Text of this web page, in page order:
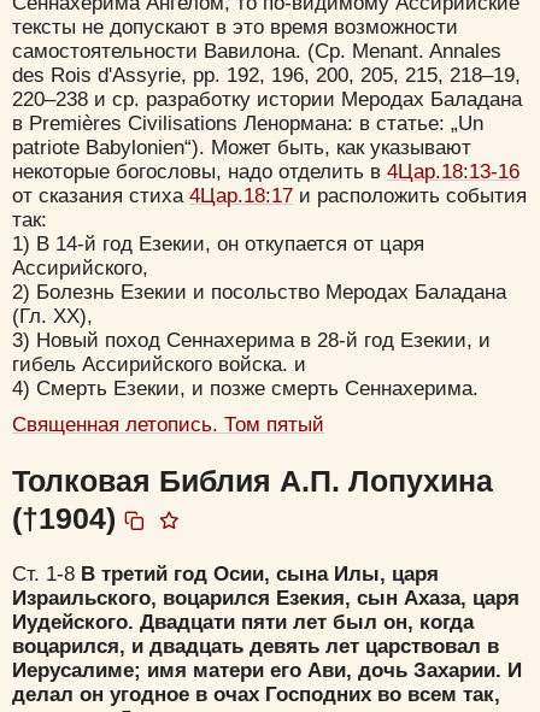
тексты не допускают в это время возможности
самостоятельности Вавилона. (Ср. Menant. Annales
des Rois d'Assyrie, pp. 192, 196, 200, 205, 215, 218–19,
220–238 и ср. разработку истории Меродах Баладана
в Premières Civilisations Ленормана: в статье: „Un
patriote Babylonien“). Может быть, как указывают
некоторые богословы, надо отделить в 4Цар.18:13-16
от сказания стиха 4Цар.18:17 и расположить события
так:
1) В 14-й год Езекии, он откупается от царя
Ассирийского,
2) Болезнь Езекии и посольство Меродах Баладана
(Гл. XX),
3) Новый поход Сеннахерима в 28-й год Езекии, и
гибель Ассирийского войска. и
4) Смерть Езекии, и позже смерть Сеннахерима.
Священная летопись. Том пятый
Толковая Библия А.П. Лопухина
(†1904)
Ст. 1-8 В третий год Осии, сына Илы, царя
Израильского, воцарился Езекия, сын Ахаза, царя
Иудейского. Двадцати пяти лет был он, когда
воцарился, и двадцать девять лет царствовал в
Иерусалиме; имя матери его Ави, дочь Захарии. И
делал он угодное в очах Господних во всем так,